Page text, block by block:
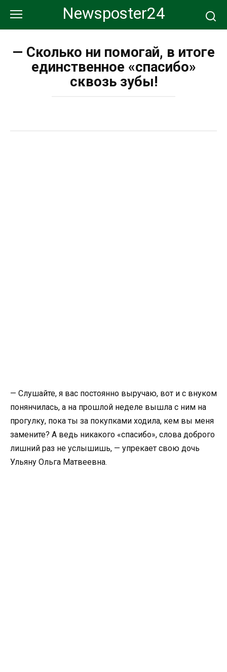
контенту
Newsposter24
— Сколько ни помогай, в итоге
единственное «спасибо»
сквозь зубы!
— Слушайте, я вас постоянно выручаю, вот и с внуком
понянчилась, а на прошлой неделе вышла с ним на
прогулку, пока ты за покупками ходила, кем вы меня
замените? А ведь никакого «спасибо», слова доброго
лишний раз не услышишь, — упрекает свою дочь
Ульяну Ольга Матвеевна.